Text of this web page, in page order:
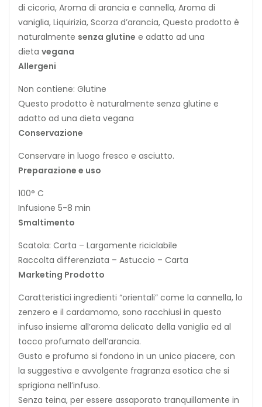
di cicoria, Aroma di arancia e cannella, Aroma di
vaniglia, Liquirizia, Scorza d’arancia, Questo prodotto è
naturalmente senza glutine e adatto ad una
dieta vegana
Allergeni
Non contiene: Glutine
Questo prodotto è naturalmente senza glutine e
adatto ad una dieta vegana
Conservazione
Conservare in luogo fresco e asciutto.
Preparazione e uso
100° C
Infusione 5-8 min
Smaltimento
Scatola: Carta – Largamente riciclabile
Raccolta differenziata – Astuccio – Carta
Marketing Prodotto
Caratteristici ingredienti “orientali” come la cannella, lo
zenzero e il cardamomo, sono racchiusi in questo
infuso insieme all’aroma delicato della vaniglia ed al
tocco profumato dell’arancia.
Gusto e profumo si fondono in un unico piacere, con
la suggestiva e avvolgente fragranza esotica che si
sprigiona nell’infuso.
Senza teina, per essere assaporato tranquillamente in